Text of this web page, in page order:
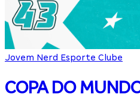
Jovem Nerd Esporte Clube
COPA DO